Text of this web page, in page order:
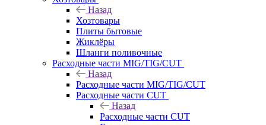
Назад
Хозтовары
Плиты бытовые
Жиклёры
Шланги поливочные
Расходные части MIG/TIG/CUT
Назад
Расходные части MIG/TIG/CUT
Расходные части CUT
Назад
Расходные части CUT